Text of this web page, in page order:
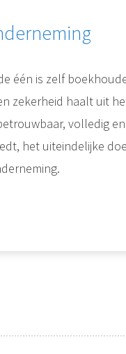
één is zelf
zekerheid haalt uit
volledig
het uiteindelijke